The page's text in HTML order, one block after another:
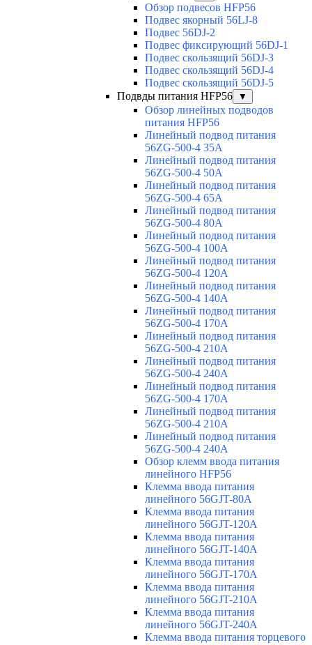
Обзор подвесов HFP56
Подвес якорный 56LJ-8
Подвес 56DJ-2
Подвес фиксирующий 56DJ-1
Подвес скользящий 56DJ-3
Подвес скользящий 56DJ-4
Подвес скользящий 56DJ-5
Подвды питания HFP56
▼
Обзор линейных подводов
питания HFP56
Линейный подвод питания
56ZG-500-4 35A
Линейный подвод питания
56ZG-500-4 50A
Линейный подвод питания
56ZG-500-4 65A
Линейный подвод питания
56ZG-500-4 80A
Линейный подвод питания
56ZG-500-4 100A
Линейный подвод питания
56ZG-500-4 120A
Линейный подвод питания
56ZG-500-4 140A
Линейный подвод питания
56ZG-500-4 170A
Линейный подвод питания
56ZG-500-4 210A
Линейный подвод питания
56ZG-500-4 240A
Линейный подвод питания
56ZG-500-4 170A
Линейный подвод питания
56ZG-500-4 210A
Линейный подвод питания
56ZG-500-4 240A
Обзор клемм ввода питания
линейного HFP56
Клемма ввода питания
линейного 56GJT-80A
Клемма ввода питания
линейного 56GJT-120A
Клемма ввода питания
линейного 56GJT-140A
Клемма ввода питания
линейного 56GJT-170A
Клемма ввода питания
линейного 56GJT-210A
Клемма ввода питания
линейного 56GJT-240A
Клемма ввода питания торцевого